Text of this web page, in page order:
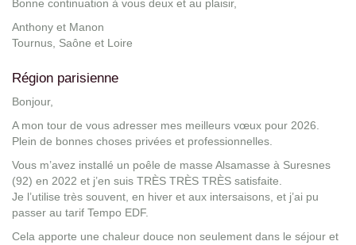
Bonne continuation à vous deux et au plaisir,
Anthony et Manon
Tournus, Saône et Loire
Région parisienne
Bonjour,
A mon tour de vous adresser mes meilleurs vœux pour 2026.
Plein de bonnes choses privées et professionnelles.
Vous m’avez installé un poêle de masse Alsamasse à Suresnes
(92) en 2022 et j’en suis TRÈS TRÈS TRÈS satisfaite.
Je l’utilise très souvent, en hiver et aux intersaisons, et j’ai pu
passer au tarif Tempo EDF.
Cela apporte une chaleur douce non seulement dans le séjour et